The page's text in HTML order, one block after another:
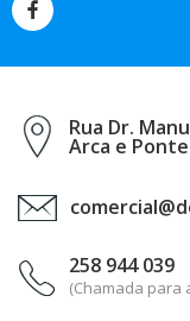
Rua Dr.
Arca e
258 944 039
(Chamada para